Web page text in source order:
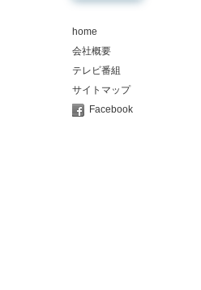
home
会社概要
テレビ番組
サイトマップ
Facebook